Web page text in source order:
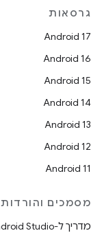
גרסאות
Android 17
Android 16
Android 15
Android 14
Android 13
Android 12
Android 11
מסמכים והורדות
מדריך ל-Android Studio